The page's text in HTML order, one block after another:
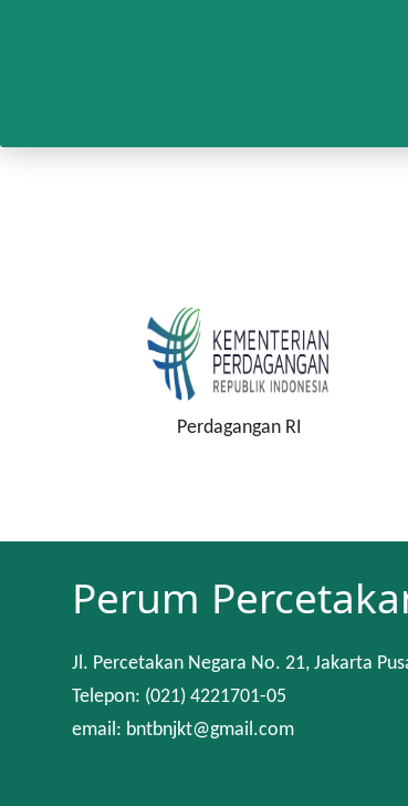
Perdagangan RI
Perum
Jl. Percetakan Negara No. 21, Jakarta
Telepon: (021) 4221701-05
email: bntbnjkt@gmail.com